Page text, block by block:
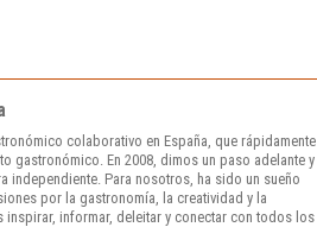
colaborativo en España, que rápidamente
gastronómico. En 2008, dimos un paso adelante y
independiente. Para nosotros, ha sido un sueño
por la gastronomía, la creatividad y la
informar, deleitar y conectar con todos los